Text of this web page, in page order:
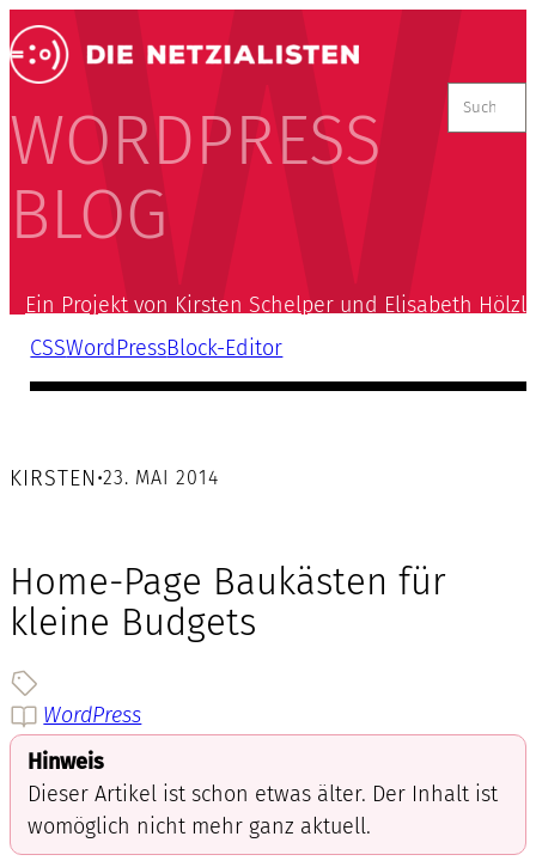
WORDPRESS
BLOG
nach:
Ein Projekt von Kirsten Schelper und Elisabeth Hölzl
CSSWordPressBlock-Editor
KIRSTEN•23. MAI 2014
Home-Page Baukästen für
kleine Budgets
WordPress
Hinweis
Dieser Artikel ist schon etwas älter. Der Inhalt ist
womöglich nicht mehr ganz aktuell.